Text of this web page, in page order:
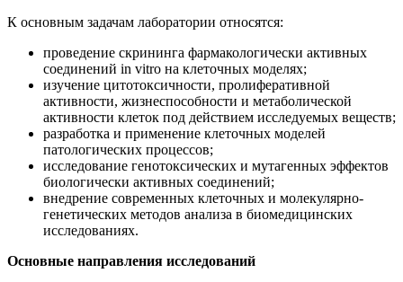
К основным задачам лаборатории относятся:
проведение скрининга фармакологически активных
соединений in vitro на клеточных моделях;
изучение цитотоксичности, пролиферативной
активности, жизнеспособности и метаболической
активности клеток под действием исследуемых веществ;
разработка и применение клеточных моделей
патологических процессов;
исследование генотоксических и мутагенных эффектов
биологически активных соединений;
внедрение современных клеточных и молекулярно-
генетических методов анализа в биомедицинских
исследованиях.
Основные направления исследований